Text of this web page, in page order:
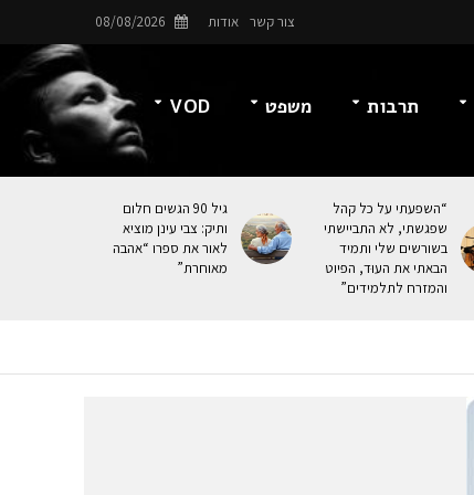
צור קשר אודות 08/08/2026
תרבות משפט VOD
“השפעתי על כל קהל
שפגשתי, לא התביישתי
בשורשים שלי ותמיד
הבאתי את העוּד, הפיוט
והמזרח לתלמידים”
גיל 90 הגשים חלום
ותיק: צבי עינן מוציא
לאור את ספרו “אהבה
מאוחרת”